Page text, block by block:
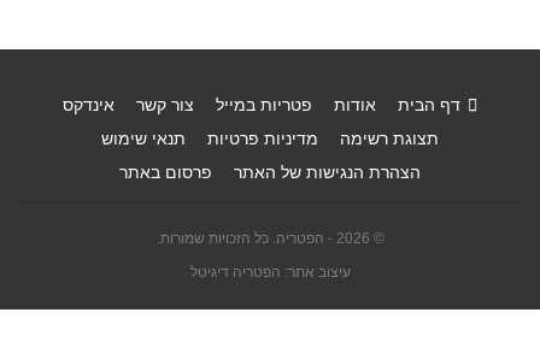
דף הבית אודות פטריות במייל צור קשר
אינדקס
תצוגת רשימה
מדיניות פרטיות
תנאי שימוש
הצהרת הנגישות של האתר
פרסום באתר
© 2026 - הפטריה. כל הזכויות שמורות.
עיצוב אתר: הפטריה דיגיטל